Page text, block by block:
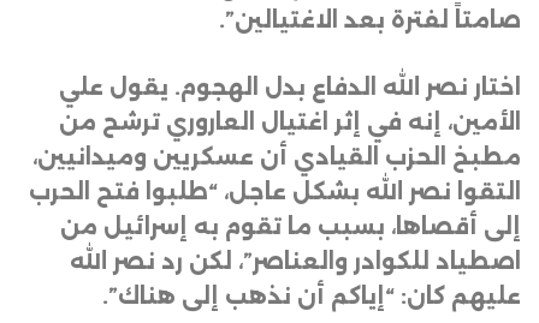
صامتاً لفترة بعد الاغتيالين”.
اختار نصر الله الدفاع بدل الهجوم. يقول علي
الأمين، إنه في إثر اغتيال العاروري ترشح من
مطبخ الحزب القيادي أن عسكريين وميدانيين،
التقوا نصر الله بشكل عاجل، “طلبوا فتح الحرب
إلى أقصاها، بسبب ما تقوم به إسرائيل من
اصطياد للكوادر والعناصر”، لكن رد نصر الله
عليهم كان: “إياكم أن نذهب إلى هناك”.